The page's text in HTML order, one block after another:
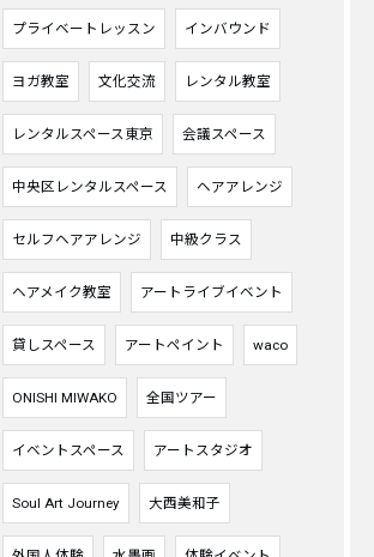
プライベートレッスン インバウンド
ヨガ教室 文化交流 レンタル教室
レンタルスペース東京 会議スペース
中央区レンタルスペース ヘアアレンジ
セルフヘアアレンジ 中級クラス
ヘアメイク教室 アートライブイベント
貸しスペース アートペイント waco
ONISHI MIWAKO 全国ツアー
イベントスペース アートスタジオ
Soul Art Journey 大西美和子